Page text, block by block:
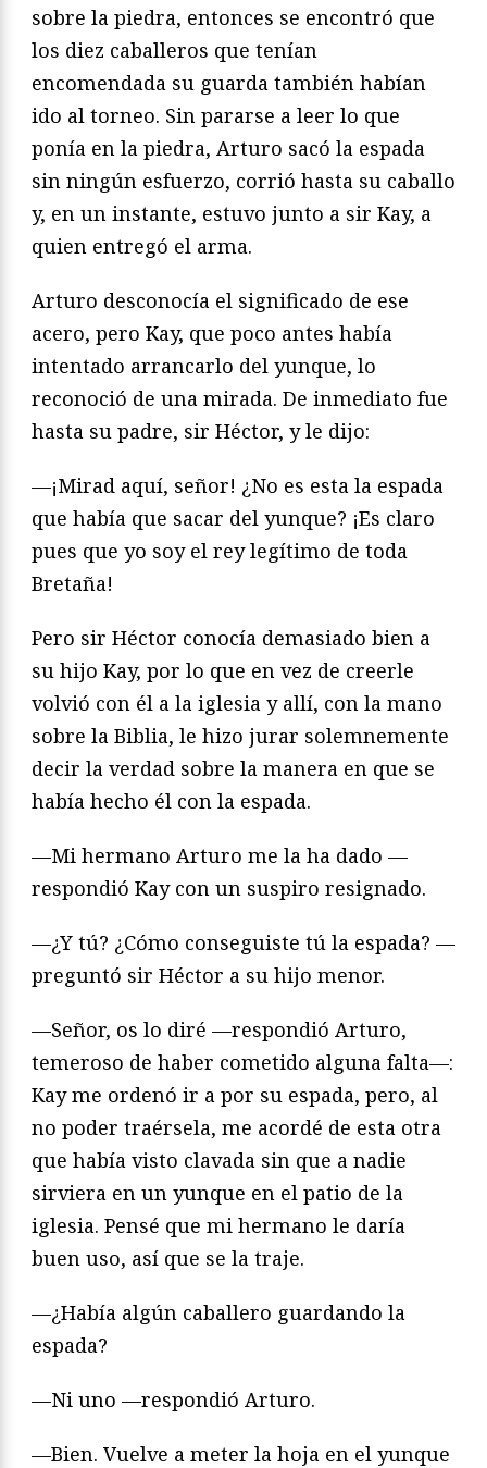
sobre la piedra, entonces se encontró que
los diez caballeros que tenían
encomendada su guarda también habían
ido al torneo. Sin pararse a leer lo que
ponía en la piedra, Arturo sacó la espada
sin ningún esfuerzo, corrió hasta su caballo
y, en un instante, estuvo junto a sir Kay, a
quien entregó el arma.
Arturo desconocía el significado de ese
acero, pero Kay, que poco antes ha­bía
intentado arrancarlo del yunque, lo
reconoció de una mirada. De inmediato fue
hasta su padre, sir Héctor, y le dijo:
—¡Mirad aquí, señor! ¿No es esta la espada
que había que sacar del yunque? ¡Es claro
pues que yo soy el rey legítimo de toda
Bretaña!
Pero sir Héctor conocía demasiado bien a
su hijo Kay, por lo que en vez de creerle
volvió con él a la iglesia y allí, con la mano
sobre la Biblia, le hizo jurar solemnemente
decir la verdad sobre la manera en que se
había hecho él con la espada.
—Mi hermano Arturo me la ha dado —
respondió Kay con un suspiro resig­nado.
—¿Y tú? ¿Cómo conseguiste tú la espada? —
preguntó sir Héctor a su hijo menor.
—Señor, os lo diré —respondió Arturo,
temeroso de haber cometido alguna falta—:
Kay me ordenó ir a por su espada, pero, al
no poder traérsela, me acordé de esta otra
que había visto clavada sin que a nadie
sirviera en un yunque en el patio de la
iglesia. Pensé que mi hermano le daría
buen uso, así que se la traje.
—¿Había algún caballero guardando la
espada?
—Ni uno —respondió Arturo.
—Bien. Vuelve a meter la hoja en el yunque